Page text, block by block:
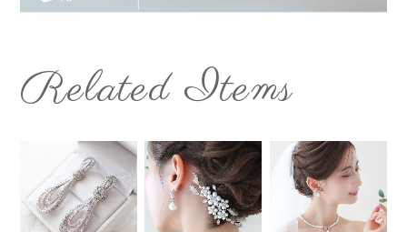
Related Items